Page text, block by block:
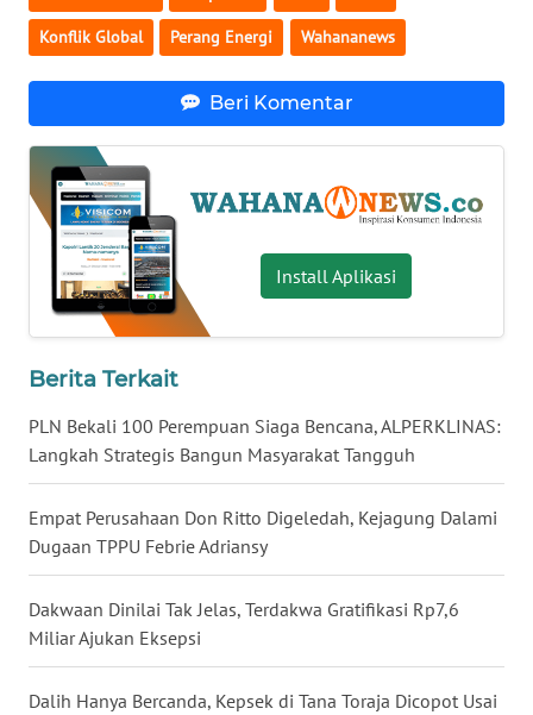
Konflik Global Perang Energi Wahananews
Beri Komentar
Install Aplikasi
Berita Terkait
PLN Bekali 100 Perempuan Siaga Bencana, ALPERKLINAS:
Langkah Strategis Bangun Masyarakat Tangguh
Empat Perusahaan Don Ritto Digeledah, Kejagung Dalami
Dugaan TPPU Febrie Adriansy
Dakwaan Dinilai Tak Jelas, Terdakwa Gratifikasi Rp7,6
Miliar Ajukan Eksepsi
Dalih Hanya Bercanda, Kepsek di Tana Toraja Dicopot Usai
WN
WN
JAMBI
WN
SULTRA
WN
WN
SULTENG
WN
WN